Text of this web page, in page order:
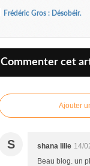
Frédéric Gros : Désobéir.
Commenter cet
Ajouter
S shana lilie 14/
Beau blog. un